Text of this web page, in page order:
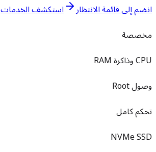
انضم إلى قائمة الانتظار
استكشف الخدمات
مخصصة
CPU وذاكرة RAM
وصول Root
تحكم كامل
NVMe SSD